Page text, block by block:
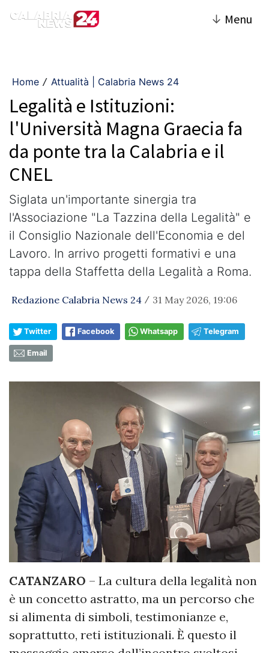
↓ Menu
Home / Attualità | Calabria News 24
Legalità e Istituzioni:
l'Università Magna Graecia fa
da ponte tra la Calabria e il
CNEL
Siglata un'importante sinergia tra
l'Associazione "La Tazzina della Legalità" e
il Consiglio Nazionale dell'Economia e del
Lavoro. In arrivo progetti formativi e una
tappa della Staffetta della Legalità a Roma.
Redazione Calabria News 24 / 31 May 2026, 19:06
Twitter Facebook Whatsapp Telegram
Email
CATANZARO – La cultura della legalità non
è un concetto astratto, ma un percorso che
si alimenta di simboli, testimonianze e,
soprattutto, reti istituzionali. È questo il